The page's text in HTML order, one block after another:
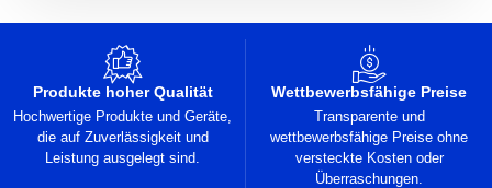
Produkte hoher Qualität
Hochwertige Produkte und Geräte,
die auf Zuverlässigkeit und
Leistung ausgelegt sind.
Wettbewerbsfähige Preise
Transparente und
wettbewerbsfähige Preise ohne
versteckte Kosten oder
Überraschungen.